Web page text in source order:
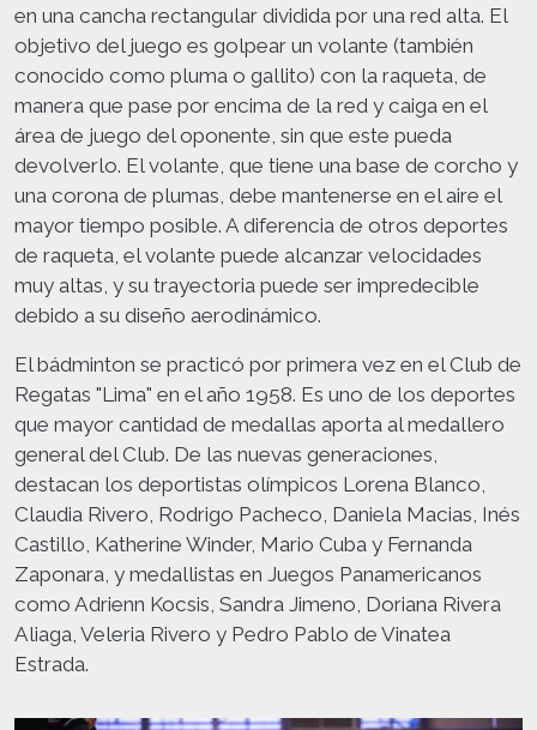
en una cancha rectangular dividida por una red alta. El
objetivo del juego es golpear un volante (también
conocido como pluma o gallito) con la raqueta, de
manera que pase por encima de la red y caiga en el
área de juego del oponente, sin que este pueda
devolverlo. El volante, que tiene una base de corcho y
una corona de plumas, debe mantenerse en el aire el
mayor tiempo posible. A diferencia de otros deportes
de raqueta, el volante puede alcanzar velocidades
muy altas, y su trayectoria puede ser impredecible
debido a su diseño aerodinámico.
El bádminton se practicó por primera vez en el Club de
Regatas "Lima" en el año 1958. Es uno de los deportes
que mayor cantidad de medallas aporta al medallero
general del Club. De las nuevas generaciones,
destacan los deportistas olímpicos Lorena Blanco,
Claudia Rivero, Rodrigo Pacheco, Daniela Macias, Inés
Castillo, Katherine Winder, Mario Cuba y Fernanda
Zaponara, y medallistas en Juegos Panamericanos
como Adrienn Kocsis, Sandra Jimeno, Doriana Rivera
Aliaga, Veleria Rivero y Pedro Pablo de Vinatea
Estrada.